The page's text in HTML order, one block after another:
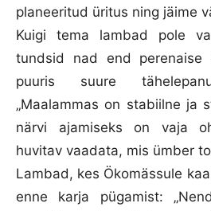
planeeritud üritus ning jäime
Kuigi tema lambad pole
tundsid nad end perenaise
puuris suure
„Maalammas on stabiilne ja
närvi ajamiseks on vaja
huvitav vaadata, mis ümber
Lambad, kes Ökomässule
enne karja pügamist: